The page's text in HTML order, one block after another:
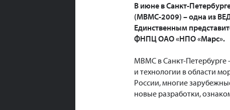
В июне в Санкт-
(МВМС-2009) – одна из
Единственным
ФНПЦ ОАО «НПО «Марс».
МВМС в Санкт-Петербурге
и технологии в области
России, многие
новые разработки,